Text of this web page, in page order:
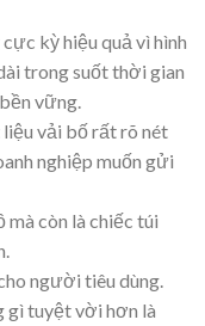
kỳ hiệu quả vì hình
trong suốt thời gian
vững.
liệu vải bố rất rõ nét
nghiệp muốn gửi
mà còn là chiếc túi
người tiêu dùng.
gì tuyệt vời hơn là